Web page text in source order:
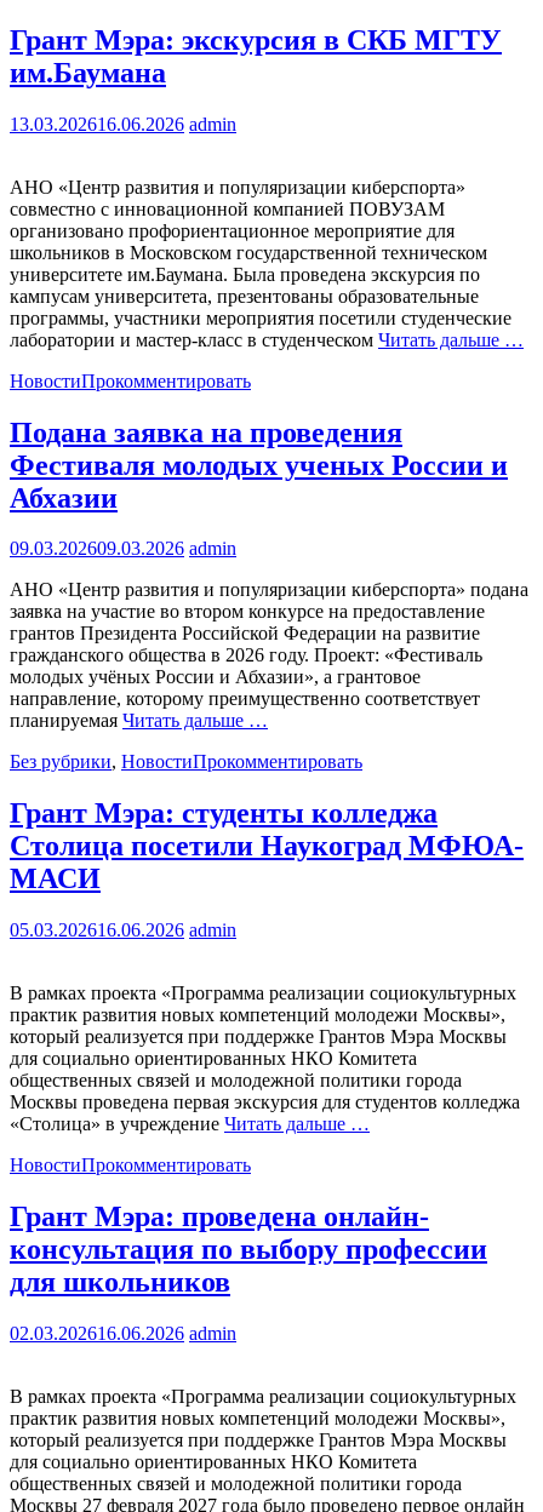
Грант Мэра: экскурсия в СКБ МГТУ
им.Баумана
13.03.202616.06.2026 admin
АНО «Центр развития и популяризации киберспорта»
совместно с инновационной компанией ПОВУЗАМ
организовано профориентационное мероприятие для
школьников в Московском государственной техническом
университете им.Баумана. Была проведена экскурсия по
кампусам университета, презентованы образовательные
программы, участники мероприятия посетили студенческие
лаборатории и мастер-класс в студенческом Читать дальше …
НовостиПрокомментировать
Подана заявка на проведения
Фестиваля молодых ученых России и
Абхазии
09.03.202609.03.2026 admin
АНО «Центр развития и популяризации киберспорта» подана
заявка на участие во втором конкурсе на предоставление
грантов Президента Российской Федерации на развитие
гражданского общества в 2026 году. Проект: «Фестиваль
молодых учёных России и Абхазии», а грантовое
направление, которому преимущественно соответствует
планируемая Читать дальше …
Без рубрики, НовостиПрокомментировать
Грант Мэра: студенты колледжа
Столица посетили Наукоград МФЮА-
МАСИ
05.03.202616.06.2026 admin
В рамках проекта «Программа реализации социокультурных
практик развития новых компетенций молодежи Москвы»,
который реализуется при поддержке Грантов Мэра Москвы
для социально ориентированных НКО Комитета
общественных связей и молодежной политики города
Москвы проведена первая экскурсия для студентов колледжа
«Столица» в учреждение Читать дальше …
НовостиПрокомментировать
Грант Мэра: проведена онлайн-
консультация по выбору профессии
для школьников
02.03.202616.06.2026 admin
В рамках проекта «Программа реализации социокультурных
практик развития новых компетенций молодежи Москвы»,
который реализуется при поддержке Грантов Мэра Москвы
для социально ориентированных НКО Комитета
общественных связей и молодежной политики города
Москвы 27 февраля 2027 года было проведено первое онлайн